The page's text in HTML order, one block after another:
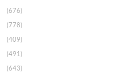
(676)
(778)
(409)
(491)
(643)